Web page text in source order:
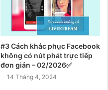
#3 Cách khắc phục Facebook
không có nút phát trực tiếp
đơn giản – 02/2026✅
14 Tháng 4, 2024